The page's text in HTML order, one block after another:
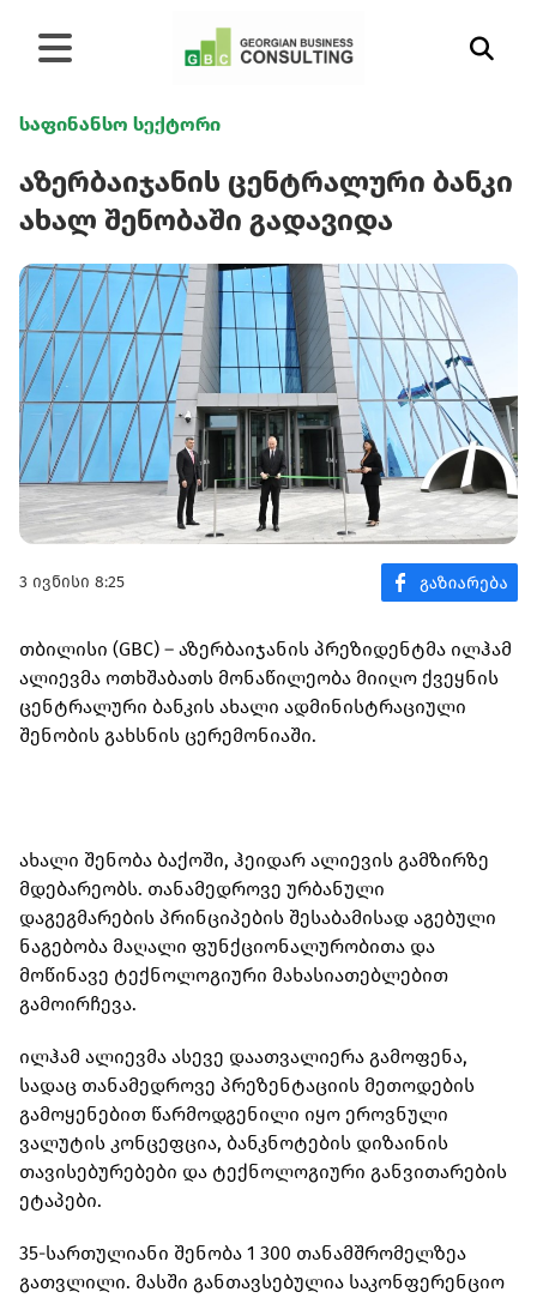
საფინანსო სექტორი
აზერბაიჯანის ცენტრალური ბანკი
ახალ შენობაში გადავიდა
3 ივნისი 8:25
თბილისი (GBC) – აზერბაიჯანის პრეზიდენტმა ილჰამ
ალიევმა ოთხშაბათს მონაწილეობა მიიღო ქვეყნის
ცენტრალური ბანკის ახალი ადმინისტრაციული
შენობის გახსნის ცერემონიაში.
ახალი შენობა ბაქოში, ჰეიდარ ალიევის გამზირზე
მდებარეობს. თანამედროვე ურბანული
დაგეგმარების პრინციპების შესაბამისად აგებული
ნაგებობა მაღალი ფუნქციონალურობითა და
მოწინავე ტექნოლოგიური მახასიათებლებით
გამოირჩევა.
ილჰამ ალიევმა ასევე დაათვალიერა გამოფენა,
სადაც თანამედროვე პრეზენტაციის მეთოდების
გამოყენებით წარმოდგენილი იყო ეროვნული
ვალუტის კონცეფცია, ბანკნოტების დიზაინის
თავისებურებები და ტექნოლოგიური განვითარების
ეტაპები.
35-სართულიანი შენობა 1 300 თანამშრომელზეა
გათვლილი. მასში განთავსებულია საკონფერენციო